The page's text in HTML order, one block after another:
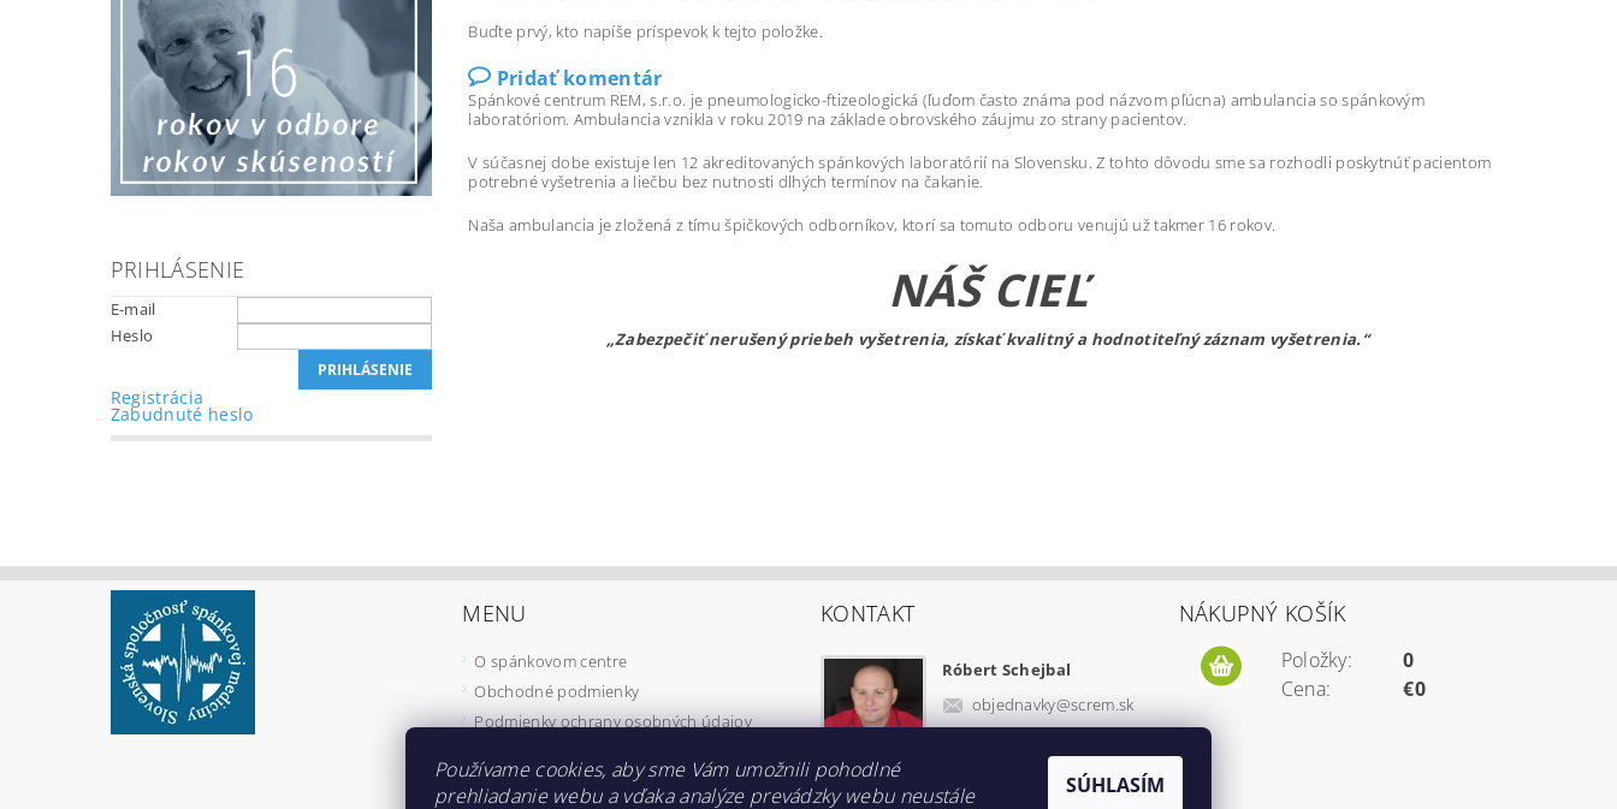
PRIHLÁSENIE
E-mail
Heslo
Registrácia
Zabudnuté heslo
Buďte prvý, kto napíše príspevok k tejto položke.
Pridať komentár
Spánkové centrum REM, s.r.o. je pneumologicko-ftizeologická (ľuďom často známa pod názvom pľúcna) ambulancia so spánkovým
laboratóriom. Ambulancia vznikla v roku 2019 na základe obrovského záujmu zo strany pacientov.
V súčasnej dobe existuje len 12 akreditovaných spánkových laboratórií na Slovensku. Z tohto dôvodu sme sa rozhodli poskytnúť pacientom
potrebné vyšetrenia a liečbu bez nutnosti dlhých termínov na čakanie.
Naša ambulancia je zložená z tímu špičkových odborníkov, ktorí sa tomuto odboru venujú už takmer 16 rokov.
NÁŠ CIEĽ
„Zabezpečiť nerušený priebeh vyšetrenia, získať kvalitný a hodnotiteľnýzáznam vyšetrenia.“
MENU
O spánkovom centre
Obchodné podmienky
Podmienky ochrany osobných údajov
KONTAKT
Róbert Schejbal
objednavky@screm.sk
NÁKUPNÝ KOŠÍK
Položky:
Cena:
0
€0
Používame cookies, aby sme Vám umožnili pohodlné
prehliadanie webu a vďaka analýze prevádzky webu neustále
SÚHLASÍM